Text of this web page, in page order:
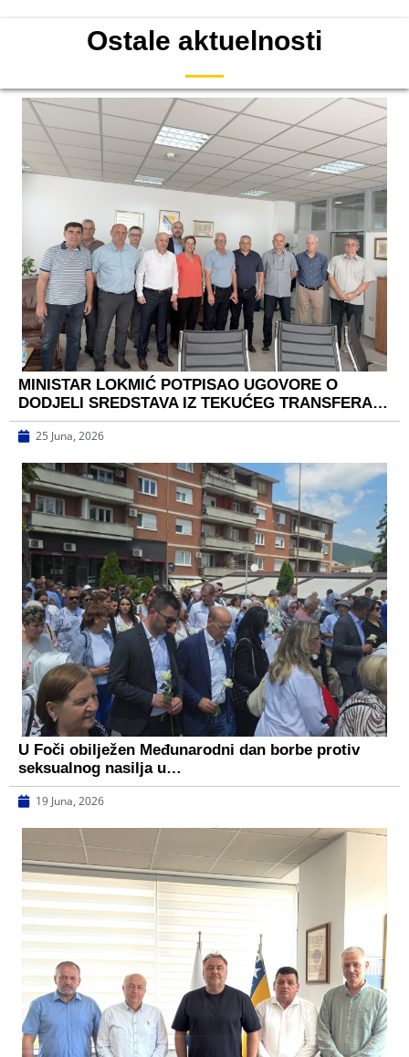
Ostale aktuelnosti
MINISTAR LOKMIĆ POTPISAO UGOVORE O
DODJELI SREDSTAVA IZ TEKUĆEG TRANSFERA…
25 Juna, 2026
U Foči obilježen Međunarodni dan borbe protiv
seksualnog nasilja u…
19 Juna, 2026